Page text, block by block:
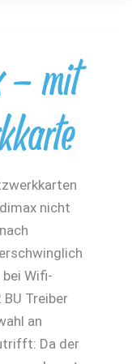
– mit
nicht
Wifi-
Treiber
an
Da der